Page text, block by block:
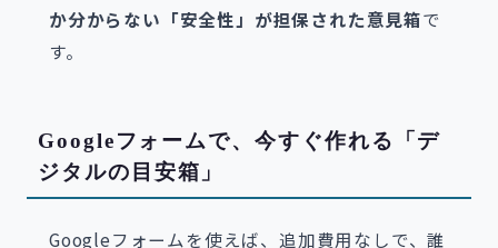
か分からない「安全性」が担保された意見箱で
す。
Googleフォームで、今すぐ作れる「デ
ジタルの目安箱」
Googleフォームを使えば、追加費用なしで、誰